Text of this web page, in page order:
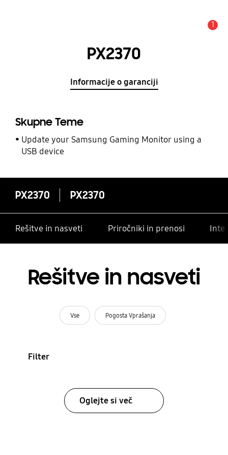
1
PX2370
Informacije o garanciji
Skupne Teme
Update your Samsung Gaming Monitor using a
USB device
PX2370 PX2370
Rešitve in nasveti Priročniki in prenosi
Rešitve in nasveti
Vse Pogosta Vprašanja
Filter
Oglejte si več